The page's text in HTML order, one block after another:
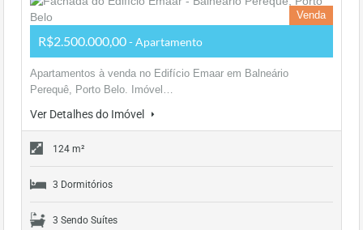
Venda
R$2.500.000,00- Apartamento
Apartamentos à venda no Edifício Emaar em Balneário
Perequê, Porto Belo. Imóvel…
Ver Detalhes do Imóvel
124 m²
3 Dormitórios
3 Sendo Suítes